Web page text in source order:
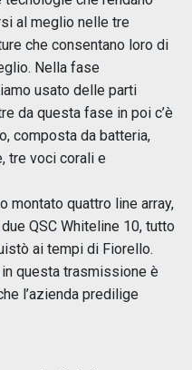
al meglio nelle tre
che consentano loro di
Nella fase
usato delle parti
da questa fase in poi c’è
composta da batteria,
tre voci corali e
montato quattro line array,
QSC Whiteline 10, tutto
ai tempi di Fiorello.
questa trasmissione è
l’azienda predilige